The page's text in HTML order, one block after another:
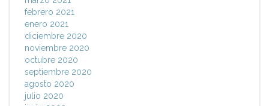
febrero 2021
enero 2021
diciembre 2020
noviembre 2020
octubre 2020
septiembre 2020
agosto 2020
julio 2020